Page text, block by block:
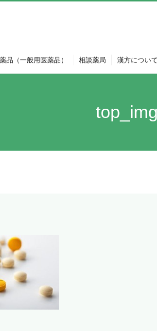
品（一般用医薬品） 相談薬局 漢方について